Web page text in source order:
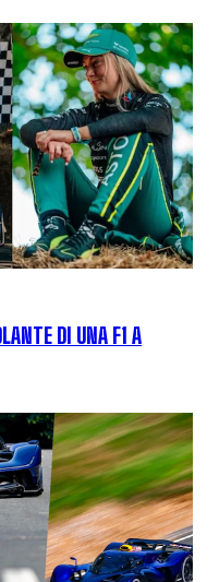
DI UNA F1 A